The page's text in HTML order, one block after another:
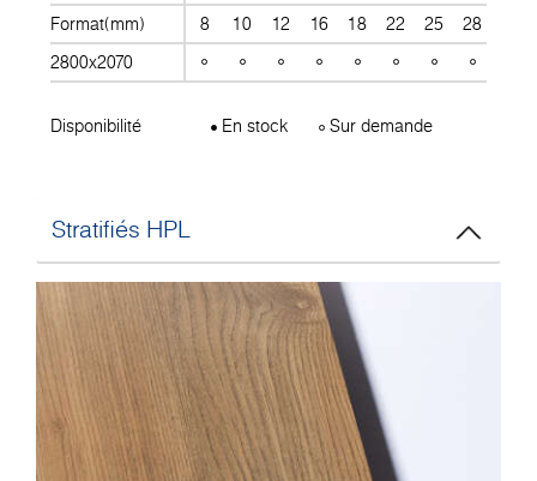
Format(mm) 8 10 12 16 18 22 25 28
2800x2070
Disponibilité En stock Sur demande
Stratifiés HPL